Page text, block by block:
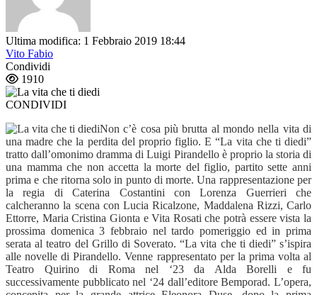
Ultima modifica: 1 Febbraio 2019 18:44
Vito Fabio
Condividi
1910
CONDIVIDI
Non c’è cosa più brutta al mondo nella vita di
una madre che la perdita del proprio figlio. E “La vita che ti diedi”
tratto dall’omonimo dramma di Luigi Pirandello è proprio la storia di
una mamma che non accetta la morte del figlio, partito sette anni
prima e che ritorna solo in punto di morte. Una rappresentazione per
la regia di Caterina Costantini con Lorenza Guerrieri che
calcheranno la scena con Lucia Ricalzone, Maddalena Rizzi, Carlo
Ettorre, Maria Cristina Gionta e Vita Rosati che potrà essere vista la
prossima domenica 3 febbraio nel tardo pomeriggio ed in prima
serata al teatro del Grillo di Soverato. “La vita che ti diedi” s’ispira
alle novelle di Pirandello. Venne rappresentato per la prima volta al
Teatro Quirino di Roma nel ‘23 da Alda Borelli e fu
successivamente pubblicato nel ‘24 dall’editore Bemporad. L’opera,